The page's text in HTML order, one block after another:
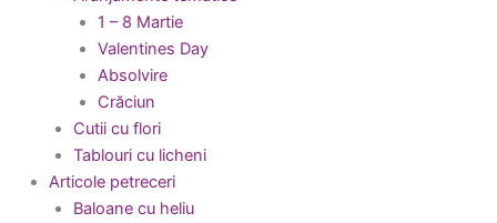
1 – 8 Martie
Valentines Day
Absolvire
Crăciun
Cutii cu flori
Tablouri cu licheni
Articole petreceri
Baloane cu heliu